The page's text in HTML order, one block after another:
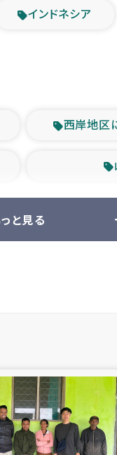
インドネシア
西岸地区
シリ
ジ
と見る